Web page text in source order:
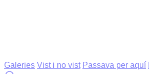
Galeries Vist i no vist Passava per aquí